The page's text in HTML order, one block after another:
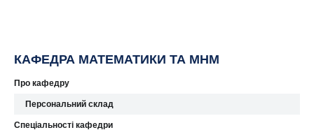
КАФЕДРА МАТЕМАТИКИ ТА МНМ
Про кафедру
Персональний склад
Спеціальності кафедри